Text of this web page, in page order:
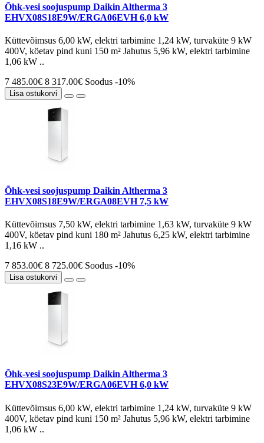
Õhk-vesi soojuspump Daikin Altherma 3
EHVX08S18E9W/ERGA06EVH 6,0 kW
Küttevõimsus 6,00 kW, elektri tarbimine 1,24 kW, turvaküte 9 kW
400V, köetav pind kuni 150 m² Jahutus 5,96 kW, elektri tarbimine
1,06 kW ..
7 485.00€ 8 317.00€ Soodus -10%
Lisa ostukorvi
Õhk-vesi soojuspump Daikin Altherma 3
EHVX08S18E9W/ERGA08EVH 7,5 kW
Küttevõimsus 7,50 kW, elektri tarbimine 1,63 kW, turvaküte 9 kW
400V, köetav pind kuni 180 m² Jahutus 6,25 kW, elektri tarbimine
1,16 kW ..
7 853.00€ 8 725.00€ Soodus -10%
Lisa ostukorvi
Õhk-vesi soojuspump Daikin Altherma 3
EHVX08S23E9W/ERGA06EVH 6,0 kW
Küttevõimsus 6,00 kW, elektri tarbimine 1,24 kW, turvaküte 9 kW
400V, köetav pind kuni 150 m² Jahutus 5,96 kW, elektri tarbimine
1,06 kW ..